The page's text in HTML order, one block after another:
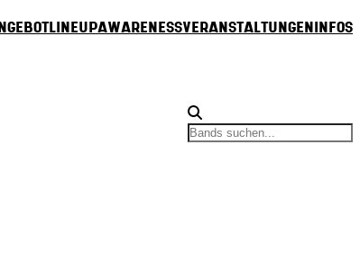
LineupAwarenessVeranstaltungen Infos